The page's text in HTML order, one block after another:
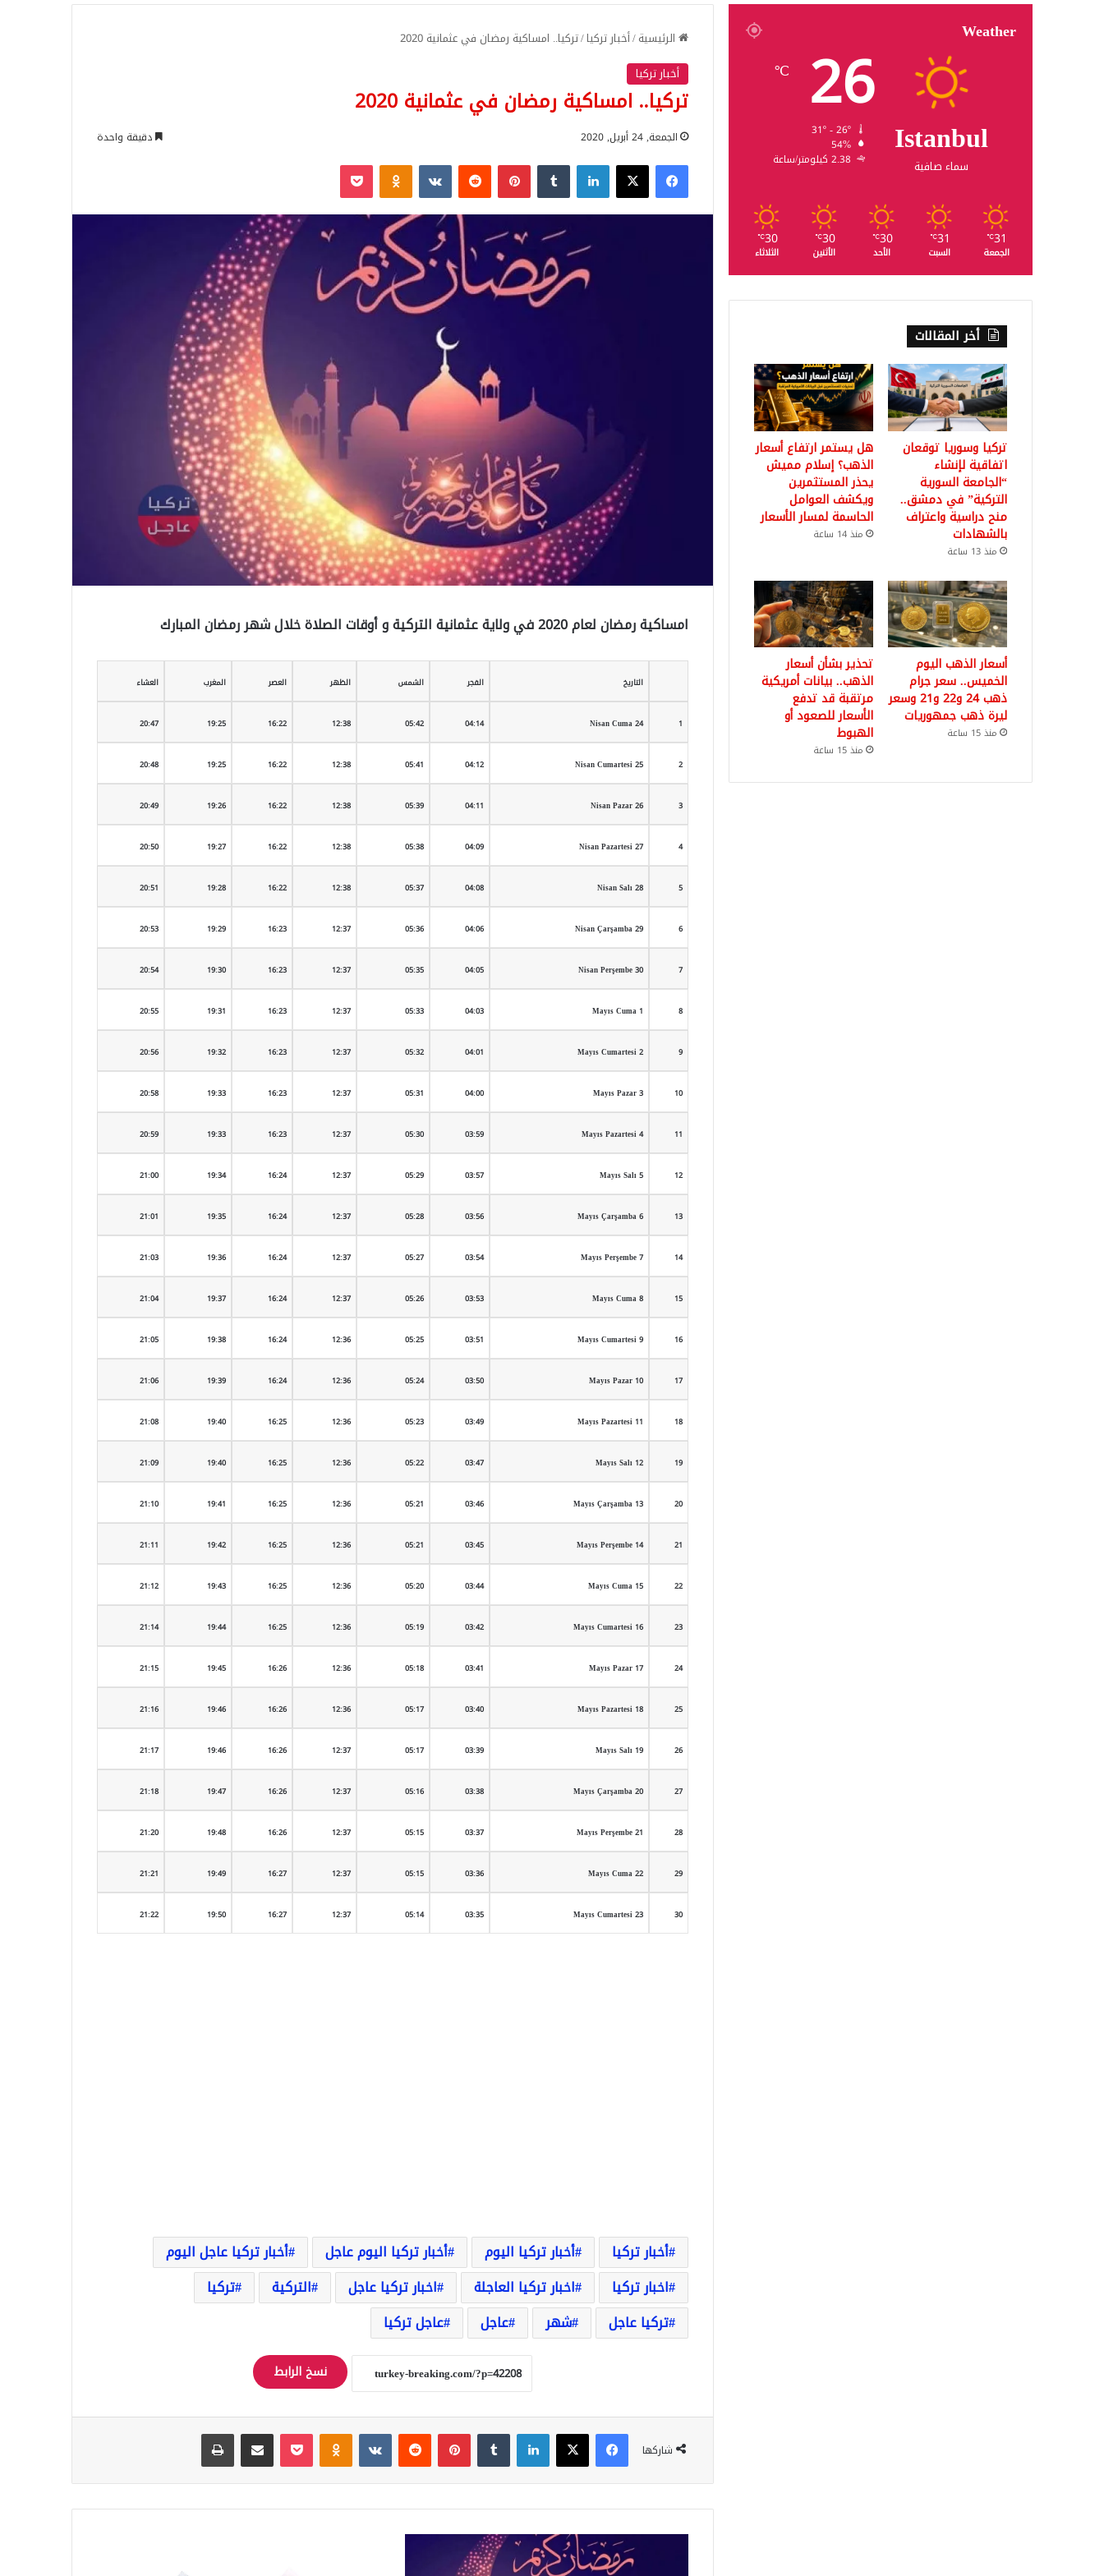
الرئيسية/أخبار تركيا/تركيا.. امساكية رمضان في عثمانية 2020
أخبار تركيا
تركيا.. امساكية رمضان في عثمانية 2020
الجمعة, 24 أبريل, 2020 دقيقة واحدة
فيسبوك‫X لينكدإن بينتيريست Odnoklassniki
‫Pocket
امساكية رمضان لعام 2020 في ولاية عثمانية التركية و أوقات الصلاة خلال شهر رمضان المبارك
التاريخ الفجر الشمس الظهر العصر المغرب العشاء
1
24 Nisan Cuma
04:14
05:42
12:38
16:22
19:25
20:47
2
25 Nisan Cumartesi
04:12
05:41
12:38
16:22
19:25
20:48
3
26 Nisan Pazar
04:11
05:39
12:38
16:22
19:26
20:49
4
27 Nisan Pazartesi
04:09
05:38
12:38
16:22
19:27
20:50
5
28 Nisan Salı
04:08
05:37
12:38
16:22
19:28
20:51
6
29 Nisan Çarşamba
04:06
05:36
12:37
16:23
19:29
20:53
7
30 Nisan Perşembe
04:05
05:35
12:37
16:23
19:30
20:54
8
1 Mayıs Cuma
04:03
05:33
12:37
16:23
19:31
20:55
9
2 Mayıs Cumartesi
04:01
05:32
12:37
16:23
19:32
20:56
10
3 Mayıs Pazar
04:00
05:31
12:37
16:23
19:33
20:58
11
4 Mayıs Pazartesi
03:59
05:30
12:37
16:23
19:33
20:59
12
5 Mayıs Salı
03:57
05:29
12:37
16:24
19:34
21:00
13
6 Mayıs Çarşamba
03:56
05:28
12:37
16:24
19:35
21:01
14
7 Mayıs Perşembe
03:54
05:27
12:37
16:24
19:36
21:03
15
8 Mayıs Cuma
03:53
05:26
12:37
16:24
19:37
21:04
16
9 Mayıs Cumartesi
03:51
05:25
12:36
16:24
19:38
21:05
17
10 Mayıs Pazar
03:50
05:24
12:36
16:24
19:39
21:06
18
11 Mayıs Pazartesi
03:49
05:23
12:36
16:25
19:40
21:08
19
12 Mayıs Salı
03:47
05:22
12:36
16:25
19:40
21:09
20
13 Mayıs Çarşamba
03:46
05:21
12:36
16:25
19:41
21:10
21
14 Mayıs Perşembe
03:45
05:21
12:36
16:25
19:42
21:11
22
15 Mayıs Cuma
03:44
05:20
12:36
16:25
19:43
21:12
23
16 Mayıs Cumartesi
03:42
05:19
12:36
16:25
19:44
21:14
24
17 Mayıs Pazar
03:41
05:18
12:36
16:26
19:45
21:15
25
18 Mayıs Pazartesi
03:40
05:17
12:36
16:26
19:46
21:16
26
19 Mayıs Salı
03:39
05:17
12:37
16:26
19:46
21:17
27
20 Mayıs Çarşamba
03:38
05:16
12:37
16:26
19:47
21:18
28
21 Mayıs Perşembe
03:37
05:15
12:37
16:26
19:48
21:20
29
22 Mayıs Cuma
03:36
05:15
12:37
16:27
19:49
21:21
30
23 Mayıs Cumartesi
03:35
05:14
12:37
16:27
19:50
21:22
أخبار تركيا أخبار تركيا اليوم أخبار تركيا اليوم عاجل
أخبار تركيا عاجل اليوم
اخبار تركيا
اخبار تركيا العاجلة اخبار تركيا عاجل التركية
تركيا
تركيا عاجل
شهر عاجل عاجل تركيا
نسخ الرابط
شاركها
فيسبوك‫X لينكدإن بينتيريست Odnoklassniki
‫Pocket مشاركة عبر البريد طباعة
Weather
Istanbul
سماء صافية
26
℃
54%
2.38 كيلومتر/ساعة
31
℃
الجمعة
31
℃
السبت
30
℃
الأحد
30
℃
الأثنين
30
℃
الثلاثاء
أخر المقالات
تركيا وسوريا توقعان
اتفاقية لإنشاء
“الجامعة السورية
التركية” في دمشق..
منح دراسية واعتراف
بالشهادات
منذ 13 ساعة
هل يستمر ارتفاع أسعار
الذهب؟ إسلام مميش
يحذر المستثمرين
ويكشف العوامل
الحاسمة لمسار الأسعار
منذ 14 ساعة
أسعار الذهب اليوم
الخميس.. سعر جرام
ذهب 24 و22 و21 وسعر
ليرة ذهب جمهوريات
منذ 15 ساعة
تحذير بشأن أسعار
الذهب.. بيانات أمريكية
مرتقبة قد تدفع
الأسعار للصعود أو
الهبوط
منذ 15 ساعة